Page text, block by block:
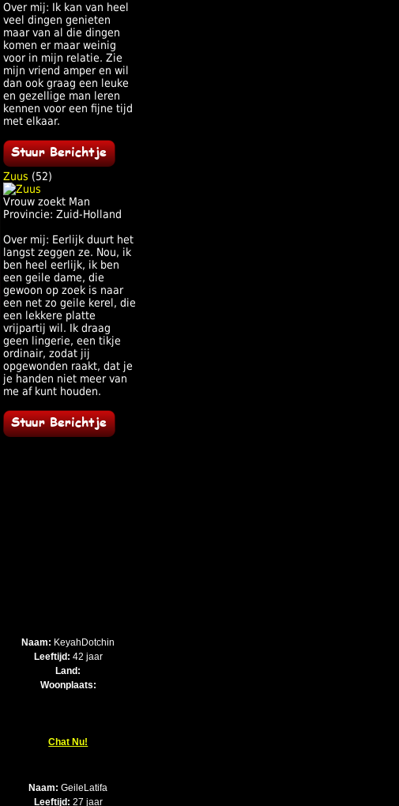
Over mij: Ik kan van heel
veel dingen genieten
maar van al die dingen
komen er maar weinig
voor in mijn relatie. Zie
mijn vriend amper en wil
dan ook graag een leuke
en gezellige man leren
kennen voor een fijne tijd
met elkaar.
Zuus (52)
Vrouw zoekt Man
Provincie: Zuid-Holland
Over mij: Eerlijk duurt het
langst zeggen ze. Nou, ik
ben heel eerlijk, ik ben
een geile dame, die
gewoon op zoek is naar
een net zo geile kerel, die
een lekkere platte
vrijpartij wil. Ik draag
geen lingerie, een tikje
ordinair, zodat jij
opgewonden raakt, dat je
je handen niet meer van
me af kunt houden.
Naam: KeyahDotchin
Leeftijd: 42 jaar
Land:
Woonplaats:
Chat Nu!
Naam: GeileLatifa
Leeftijd: 27 jaar